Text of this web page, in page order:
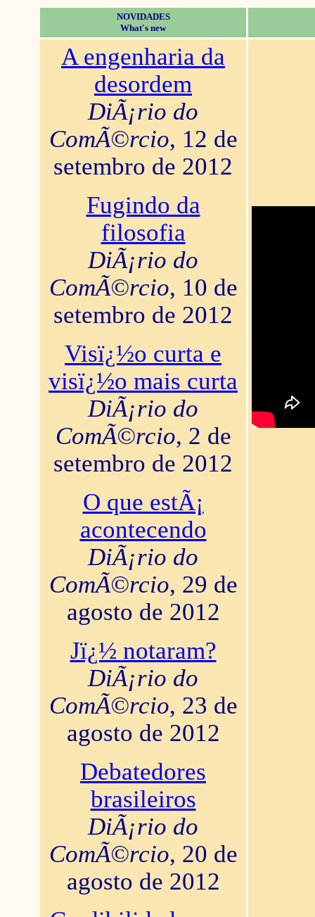
NOVIDADES
What's new
A engenharia da
desordem
DiÃ¡rio do
ComÃ©rcio, 12 de
setembro de 2012
Fugindo da
filosofia
DiÃ¡rio do
ComÃ©rcio, 10 de
setembro de 2012
Visï¿½o curta e
visï¿½o mais curta
DiÃ¡rio do
ComÃ©rcio, 2 de
setembro de 2012
O que estÃ¡
acontecendo
DiÃ¡rio do
ComÃ©rcio, 29 de
agosto de 2012
Jï¿½ notaram?
DiÃ¡rio do
ComÃ©rcio, 23 de
agosto de 2012
Debatedores
brasileiros
DiÃ¡rio do
ComÃ©rcio, 20 de
agosto de 2012